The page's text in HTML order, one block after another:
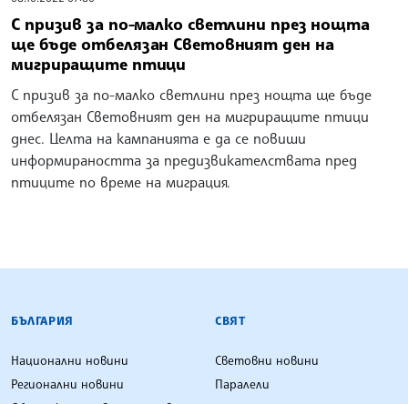
С призив за по-малко светлини през нощта
ще бъде отбелязан Световният ден на
мигриращите птици
С призив за по-малко светлини през нощта ще бъде
отбелязан Световният ден на мигриращите птици
днес. Целта на кампанията е да се повиши
информираността за предизвикателствата пред
птиците по време на миграция.
БЪЛГАРСКА ТЕЛЕГРАФНА АГЕНЦИЯ
БЪЛГАРИЯ
Национални новини
Регионални новини
СВЯТ
Световни новини
Паралели